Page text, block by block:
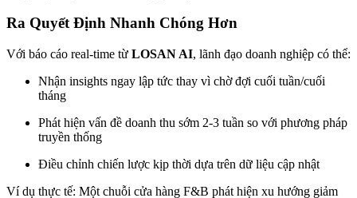
Ra Quyết Định Nhanh Chóng Hơn
Với báo cáo real-time từ LOSAN AI, lãnh đạo doanh nghiệp có thể:
Nhận insights ngay lập tức thay vì chờ đợi cuối tuần/cuối
tháng
Phát hiện vấn đề doanh thu sớm 2-3 tuần so với phương pháp
truyền thống
Điều chỉnh chiến lược kịp thời dựa trên dữ liệu cập nhật
Ví dụ thực tế: Một chuỗi cửa hàng F&B phát hiện xu hướng giảm